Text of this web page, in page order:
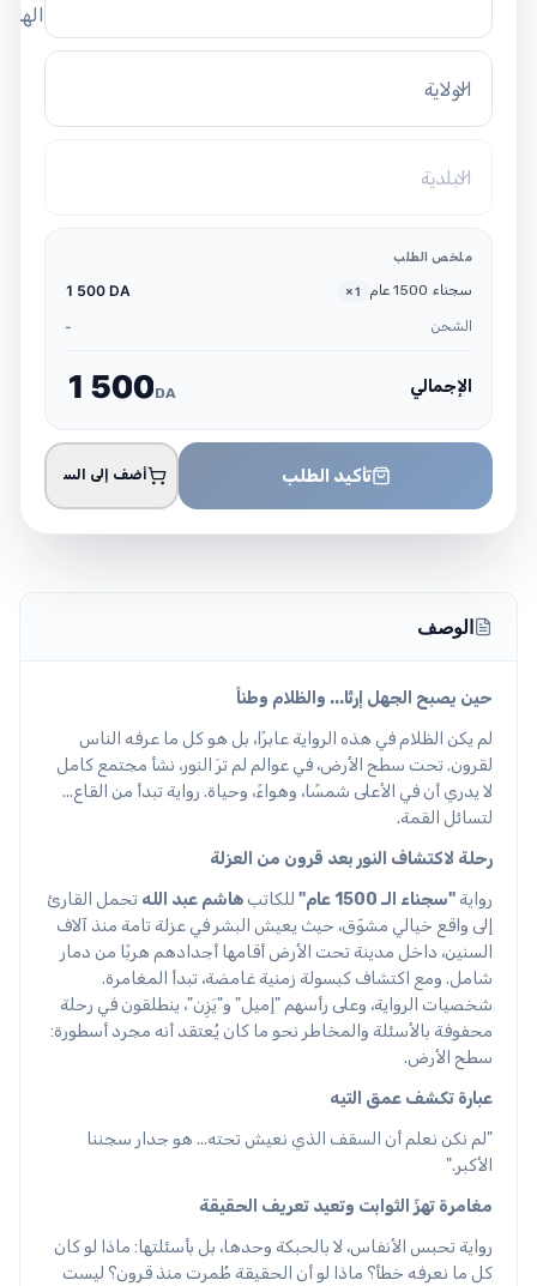
الولاية
البلدية
ملخص الطلب
سجناء 1500 عام ×1
1 500 DA
الشحن -
الإجمالي 1 500DA
تأكيد الطلب أضف إلى السلة
الوصف
حين يصبح الجهل إرثًا... والظلام وطناً
لم يكن الظلام في هذه الرواية عابرًا، بل هو كل ما عرفه الناس
لقرون. تحت سطح الأرض، في عوالم لم ترَ النور، نشأ مجتمع كامل
لا يدري أن في الأعلى شمسًا، وهواءً، وحياة. رواية تبدأ من القاع...
لتسائل القمة.
رحلة لاكتشاف النور بعد قرون من العزلة
رواية "سجناء الـ 1500 عام" للكاتب هاشم عبد الله تحمل القارئ
إلى واقع خيالي مشوّق، حيث يعيش البشر في عزلة تامة منذ آلاف
السنين، داخل مدينة تحت الأرض أقامها أجدادهم هربًا من دمار
شامل. ومع اكتشاف كبسولة زمنية غامضة، تبدأ المغامرة.
شخصيات الرواية، وعلى رأسهم "إميل" و"يَزِن"، ينطلقون في رحلة
محفوفة بالأسئلة والمخاطر نحو ما كان يُعتقد أنه مجرد أسطورة:
سطح الأرض.
عبارة تكشف عمق التيه
"لم نكن نعلم أن السقف الذي نعيش تحته... هو جدار سجننا
الأكبر."
مغامرة تهزّ الثوابت وتعيد تعريف الحقيقة
رواية تحبس الأنفاس، لا بالحبكة وحدها، بل بأسئلتها: ماذا لو كان
كل ما نعرفه خطأ؟ ماذا لو أن الحقيقة طُمرت منذ قرون؟ ليست